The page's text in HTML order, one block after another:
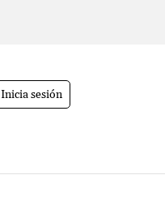
Inicia sesión